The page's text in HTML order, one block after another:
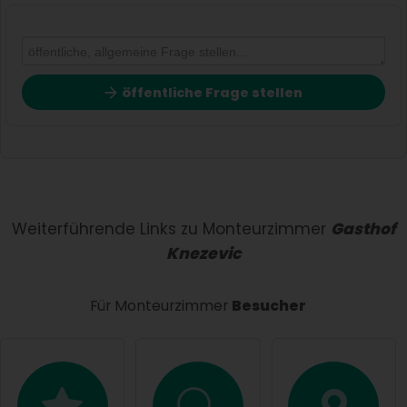
öffentliche Frage stellen
Hiermit akzeptiere ich dieAGB .
Weiterführende Links zu Monteurzimmer Gasthof
Knezevic
Für Monteurzimmer Besucher